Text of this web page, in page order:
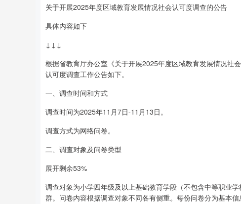
关于开展2025年度区域教育发展情况社会认可度调查的公告
具体内容如下
↓↓↓
根据省教育厅办公室《关于开展2025年度区域教育发展情况社
认可度调查工作公告如下。
一、调查时间和方式
调查时间为2025年11月7日-11月13日。
调查方式为网络问卷。
二、调查对象及问卷类型
展开剩余53%
调查对象为小学四年级及以上基础教育学段（不包含中等职业
群。问卷内容根据调查对象不同各有侧重。每份问卷分为基本信